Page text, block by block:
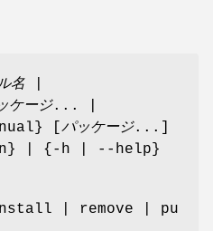
名
ケージ... |
[ パッケージ...]
| {-h | --help}
| remove | pu